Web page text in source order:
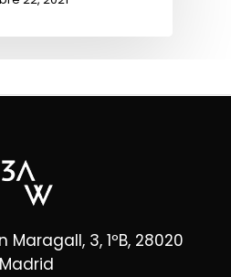
3, 1ºB, 28020
Madrid